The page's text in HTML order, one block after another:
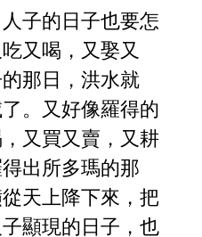
子的日子也要怎
又喝，又娶又
那日，洪水就
。又好像羅得的
又買又賣，又耕
出所多瑪的那
天上降下來，把
顯現的日子，也